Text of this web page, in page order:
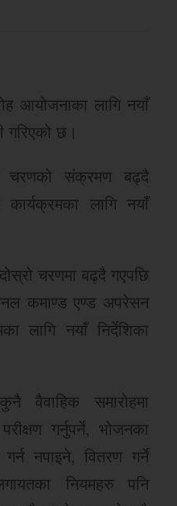
आयोजनाका लागि नयाँ
गरिएको छ।
चरणको संक्रमण बढ्दै
लागि नयाँ
चरणमा बढ्दै गएपछि
कमाण्ड एण्ड अपरेसन
लागि नयाँ निर्देशिका
वैवाहिक समारोहमा
गर्नुपर्ने, भोजनका
नपाइने, वितरण गर्ने
नियमहरु पनि